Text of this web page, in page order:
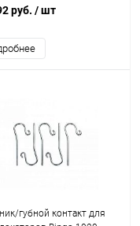
руб. / шт
губной контакт для